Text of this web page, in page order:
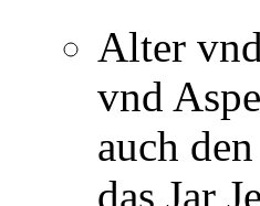
Alter
vnd
auch
das Jar